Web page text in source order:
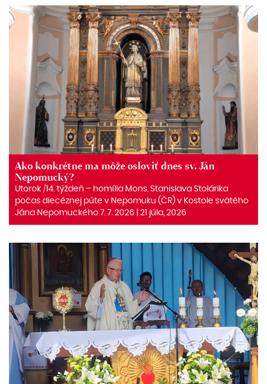
Ako konkrétne ma môže osloviť dnes sv. Ján
Nepomucký?
Utorok /14. týždeň – homília Mons. Stanislava Stolárika
počas diecéznej púte v Nepomuku (ČR) v Kostole svätého
Jána Nepomuckého 7. 7. 2026 | 21 júla, 2026